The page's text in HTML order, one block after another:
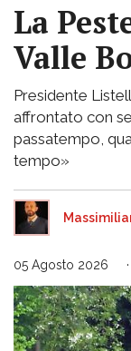
La
Valle
Presidente
affrontato con
passatempo,
tempo»
05 Agosto 2026